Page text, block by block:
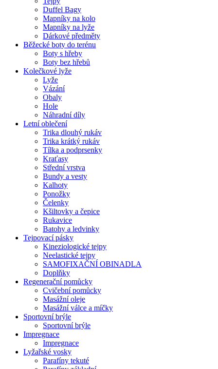
Duffel Bagy
Mapníky na kolo
Mapníky na lyže
Dárkové předměty
Běžecké boty do terénu
Boty s hřeby
Boty bez hřebů
Kolečkové lyže
Lyže
Vázání
Obaly
Hole
Náhradní díly
Letní oblečení
Trika dlouhý rukáv
Trika krátký rukáv
Tílka a podprsenky
Kraťasy
Střední vrstva
Bundy a vesty
Kalhoty
Ponožky
Čelenky
Kšiltovky a čepice
Rukavice
Batohy a ledvinky
Tejpovací pásky
Kineziologické tejpy
Neelastické tejpy
SAMOFIXAČNÍ OBINADLA
Doplňky
Regenerační pomůcky
Cvičební pomůcky
Masážní oleje
Masážní válce a míčky
Sportovní brýle
Sportovní brýle
Impregnace
Impregnace
Lyžařské vosky
Parafíny tekuté